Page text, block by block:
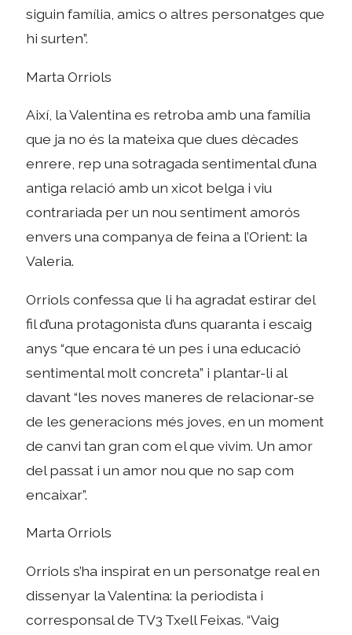
siguin família, amics o altres personatges que
hi surten”.
Marta Orriols
Així, la Valentina es retroba amb una família
que ja no és la mateixa que dues dècades
enrere, rep una sotragada sentimental d’una
antiga relació amb un xicot belga i viu
contrariada per un nou sentiment amorós
envers una companya de feina a l’Orient: la
Valeria.
Orriols confessa que li ha agradat estirar del
fil d’una protagonista d’uns quaranta i escaig
anys “que encara té un pes i una educació
sentimental molt concreta” i plantar-li al
davant “les noves maneres de relacionar-se
de les generacions més joves, en un moment
de canvi tan gran com el que vivim. Un amor
del passat i un amor nou que no sap com
encaixar”.
Marta Orriols
Orriols s’ha inspirat en un personatge real en
dissenyar la Valentina: la periodista i
corresponsal de TV3 Txell Feixas. “Vaig